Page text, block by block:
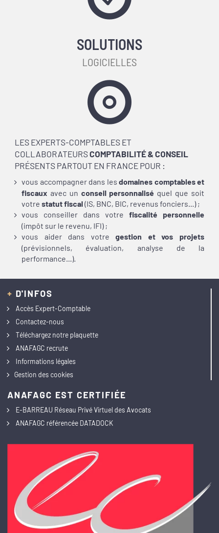
SOLUTIONS
LOGICIELLES
LES EXPERTS-COMPTABLES ET
COLLABORATEURSCOMPTABILITÉ & CONSEIL
PRÉSENTS PARTOUT EN FRANCE POUR :
vous accompagner dans les domaines comptables et
fiscaux avec un conseil personnalisé quel que soit
votre statut fiscal(IS, BNC, BIC, revenus fonciers...) ;
vous conseiller dans votre fiscalité personnelle
(impôt sur le revenu, IFI) ;
vous aider dans votregestion et vos projets
(prévisionnels, évaluation, analyse de la
performance...).
+ D'INFOS
Accès Expert-Comptable
Contactez-nous
Téléchargez notre plaquette
ANAFAGC recrute
Informations légales
Gestion des cookies
ANAFAGC EST CERTIFIÉE
E-BARREAU Réseau Privé Virtuel des Avocats
ANAFAGC référencée DATADOCK